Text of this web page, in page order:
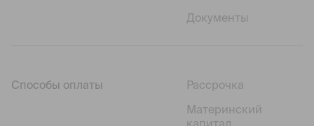
Документы
Способы оплаты
Рассрочка
Материнский
капитал